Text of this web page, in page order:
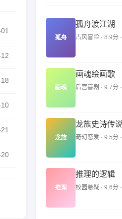
孤舟
孤舟渡江湖
古风冒险 · 8.9分
画魂
画魂绘画歌
后宫喜剧 · 9.7分
龙族
龙族史诗传
奇幻恋爱 · 9.5分
推理
推理的逻辑
校园悬疑 · 9.6分